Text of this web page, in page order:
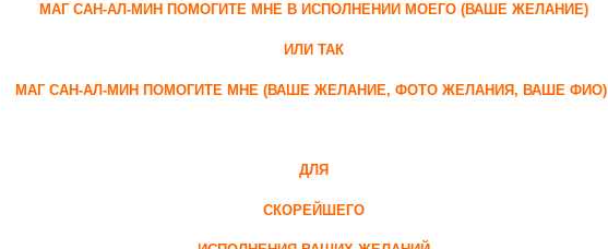
МАГ САН-АЛ-МИН ПОМОГИТЕ МНЕ В ИСПОЛНЕНИИ МОЕГО (ВАШЕ ЖЕЛАНИЕ)
ИЛИ ТАК
МАГ САН-АЛ-МИН ПОМОГИТЕ МНЕ (ВАШЕ ЖЕЛАНИЕ, ФОТО ЖЕЛАНИЯ, ВАШЕ ФИО)
ДЛЯ
СКОРЕЙШЕГО